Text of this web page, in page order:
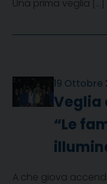
Una prima veglia […]
19 Ottobre
Veglia
“Le
A che giova